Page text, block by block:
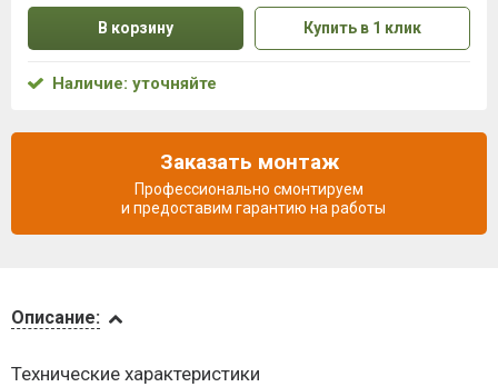
и оплата
Описание:
Технические характеристики
В корзину Купить в 1 клик
Наличие: уточняйте
Заказать монтаж
Профессионально смонтируем
и предоставим гарантию на работы